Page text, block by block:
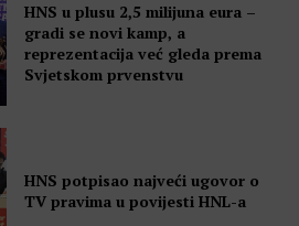
HNS u plusu 2,5 milijuna eura –
gradi se novi kamp, a
reprezentacija već gleda prema
Svjetskom prvenstvu
HNS potpisao najveći ugovor o
TV pravima u povijesti HNL-a